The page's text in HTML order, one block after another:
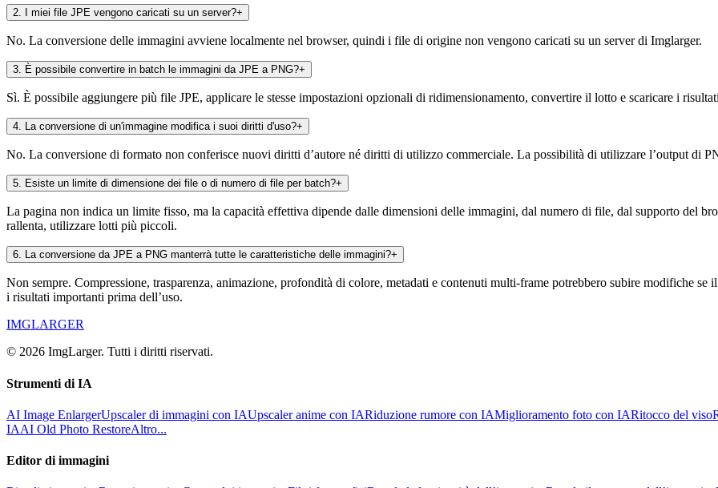
2. I miei file JPE vengono caricati su un server?+
No. La conversione delle immagini avviene localmente nel browser, quindi i file di origine non vengono caricati su un server di Imglarger.
3. È possibile convertire in batch le immagini da JPE a PNG?+
Sì. È possibile aggiungere più file JPE, applicare le stesse impostazioni opzionali di ridimensionamento, convertire il lotto e scaricare i
4. La conversione di un'immagine modifica i suoi diritti d'uso?+
No. La conversione di formato non conferisce nuovi diritti d’autore né diritti di utilizzo commerciale. La possibilità di utilizzare l’output di
5. Esiste un limite di dimensione dei file o di numero di file per batch?+
La pagina non indica un limite fisso, ma la capacità effettiva dipende dalle dimensioni delle immagini, dal numero di file, dal supporto del
rallenta, utilizzare lotti più piccoli.
6. La conversione da JPE a PNG manterrà tutte le caratteristiche delle immagini?+
Non sempre. Compressione, trasparenza, animazione, profondità di colore, metadati e contenuti multi-frame potrebbero subire modifiche
i risultati importanti prima dell’uso.
IMGLARGER
© 2026 ImgLarger. Tutti i diritti riservati.
Strumenti di IA
AI Image EnlargerUpscaler di immagini con IAUpscaler anime con IARiduzione rumore con IAMiglioramento foto con IARitocco del viso
IAAI Old Photo RestoreAltro...
Editor di immagini